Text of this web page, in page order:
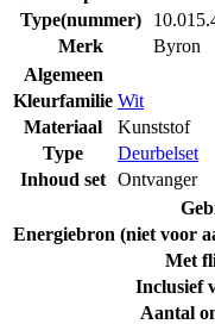
Type(nummer)
Merk
Byron
Algemeen
Kleurfamilie Wit
Materiaal
Kunststof
Type
Deurbelset
Inhoud set Ontvanger
Energiebron (niet voor
Met
Inclusief
Aantal